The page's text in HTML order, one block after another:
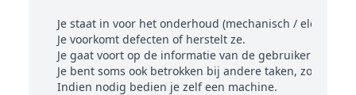
Je staat in voor het onderhoud (mechanisch /
Je voorkomt defecten of herstelt ze.
Je gaat voort op de informatie van de gebruiker en de
Je bent soms ook betrokken bij andere taken, zoals
Indien nodig bedien je zelf een machine.